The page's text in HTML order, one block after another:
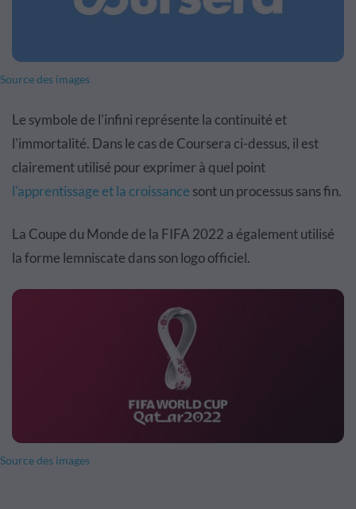
Source des images
Le symbole de l'infini représente la continuité et
l'immortalité. Dans le cas de Coursera ci-dessus, il est
clairement utilisé pour exprimer à quel point
l'apprentissage et la croissance sont un processus sans fin.
La Coupe du Monde de la FIFA 2022 a également utilisé
la forme lemniscate dans son logo officiel.
Source des images